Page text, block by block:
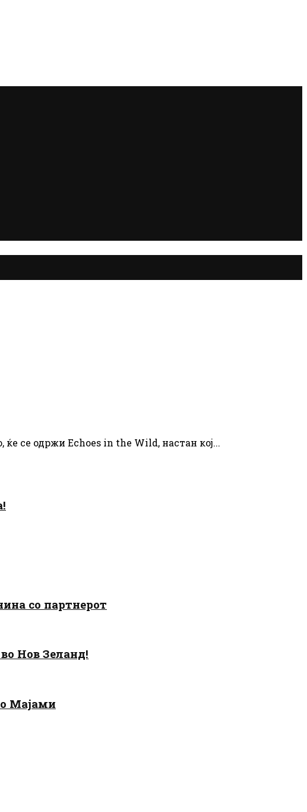
се одржи Echoes in the Wild, настан кој...
со партнерот
Нов Зеланд!
Мајами